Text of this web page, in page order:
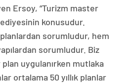
Ersoy, “Turizm master
konusudur.
sorumludur, hem
sorumludur. Biz
uygulanırken mutlaka
ortalama 50 yıllık planlar